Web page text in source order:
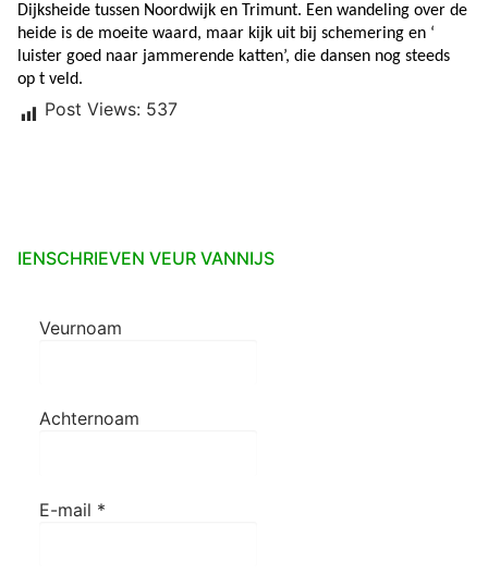
Dijksheide tussen Noordwijk en Trimunt. Een wandeling over de
heide is de moeite waard, maar kijk uit bij schemering en ‘
luister goed naar jammerende katten’, die dansen nog steeds
op t veld.
Post Views: 537
IENSCHRIEVEN VEUR VANNIJS
Veurnoam
Achternoam
E-mail *